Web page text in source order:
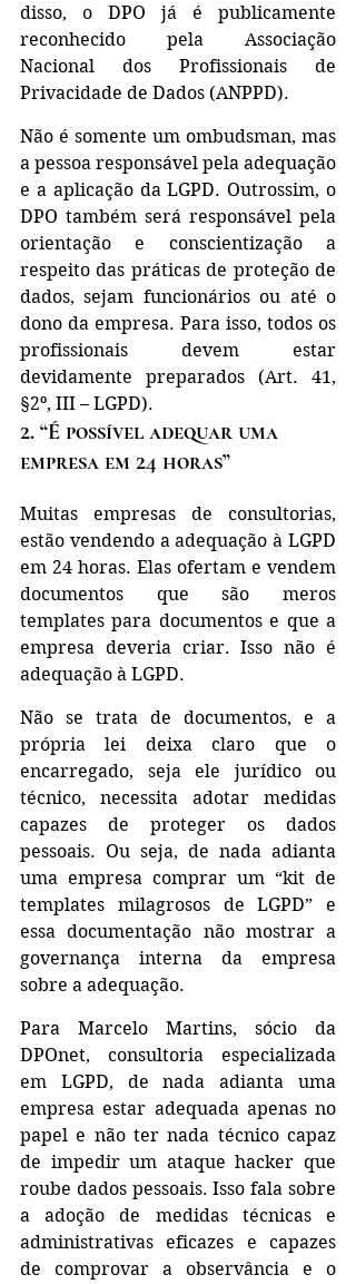
disso, o DPO já é publicamente
reconhecido pela Associação
Nacional dos Profissionais de
Privacidade de Dados (ANPPD).
Não é somente um ombudsman, mas
a pessoa responsável pela adequação
e a aplicação da LGPD. Outrossim, o
DPO também será responsável pela
orientação e conscientização a
respeito das práticas de proteção de
dados, sejam funcionários ou até o
dono da empresa. Para isso, todos os
profissionais devem estar
devidamente preparados (Art. 41,
§2º, III – LGPD).
2. “É possível adequar uma
empresa em 24 horas”
Muitas empresas de consultorias,
estão vendendo a adequação à LGPD
em 24 horas. Elas ofertam e vendem
documentos que são meros
templates para documentos e que a
empresa deveria criar. Isso não é
adequação à LGPD.
Não se trata de documentos, e a
própria lei deixa claro que o
encarregado, seja ele jurídico ou
técnico, necessita adotar medidas
capazes de proteger os dados
pessoais. Ou seja, de nada adianta
uma empresa comprar um “kit de
templates milagrosos de LGPD” e
essa documentação não mostrar a
governança interna da empresa
sobre a adequação.
Para Marcelo Martins, sócio da
DPOnet, consultoria especializada
em LGPD, de nada adianta uma
empresa estar adequada apenas no
papel e não ter nada técnico capaz
de impedir um ataque hacker que
roube dados pessoais. Isso fala sobre
a adoção de medidas técnicas e
administrativas eficazes e capazes
de comprovar a observância e o